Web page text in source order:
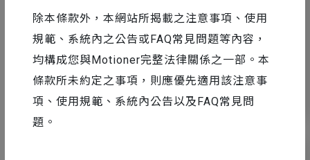
除本條款外，本網站所揭載之注意事項、使用
規範、系統內之公告或FAQ常見問題等內容，
均構成您與Motioner完整法律關係之一部。本
條款所未約定之事項，則應優先適用該注意事
項、使用規範、系統內公告以及FAQ常見問
題。
7 4271